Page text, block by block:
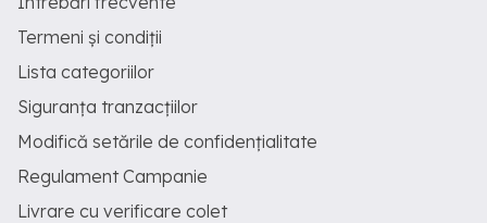
Termeni și condiții
Lista categoriilor
Siguranța tranzacțiilor
Modifică setările de confidențialitate
Regulament Campanie
Livrare cu verificare colet